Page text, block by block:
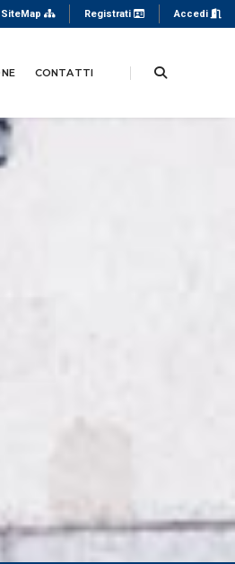
SiteMap Registrati Accedi
CONTATTI